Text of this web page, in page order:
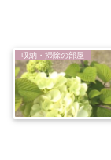
収納・掃除の部屋